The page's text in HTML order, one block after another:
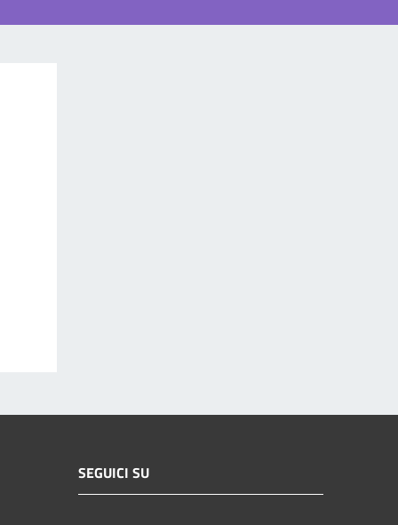
SEGUICI SU